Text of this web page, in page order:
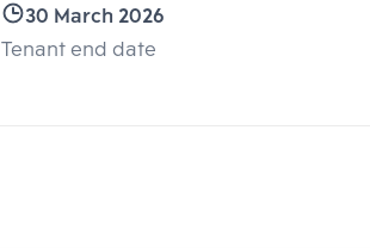
30 March 2026
Tenant end date